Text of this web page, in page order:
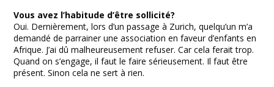
Vous avez l’habitude d’être sollicité?
Oui. Dernièrement, lors d’un passage à Zurich, quelqu’un m’a
demandé de parrainer une association en faveur d’enfants en
Afrique. J’ai dû malheureusement refuser. Car cela ferait trop.
Quand on s’engage, il faut le faire sérieusement. Il faut être
présent. Sinon cela ne sert à rien.